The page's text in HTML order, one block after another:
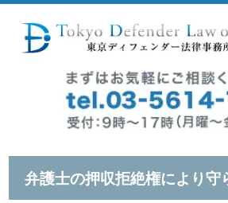
弁護士の押収拒絶権により守